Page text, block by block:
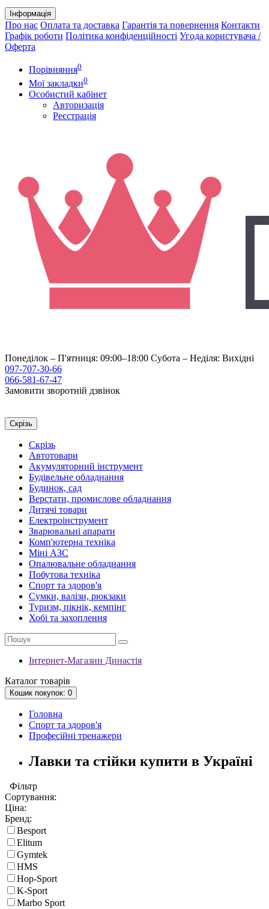
Інформація
Про нас Оплата та доставка Гарантія та повернення Контакти
Графік роботи Політика конфіденційності Угода користувача /
Оферта
Порівняння0
Мої закладки0
Особистий кабінет
Авторизація
Реєстрація
Понеділок – П'ятниця: 09:00–18:00 Субота – Неділя: Вихідні
097-707-30-66
066-581-67-47
Замовити зворотній дзвінок
Скрізь
Скрізь
Автотовари
Акумуляторний інструмент
Будівельне обладнання
Будинок, сад
Верстати, промислове обладнання
Дитячі товари
Електроінструмент
Зварювальні апарати
Комп'ютерна техніка
Міні АЗС
Опалювальне обладнання
Побутова техніка
Спорт та здоров'я
Сумки, валізи, рюкзаки
Туризм, пікнік, кемпінг
Хобі та захоплення
Інтернет-Магазин Династія
Каталог товарів
Кошик покупок: 0
Головна
Спорт та здоров'я
Професійні тренажери
Лавки та стійки купити в Україні
Фільтр
Сортування:
Ціна:
Бренд:
Besport
Elitum
Gymtek
HMS
Hop-Sport
K-Sport
Marbo Sport